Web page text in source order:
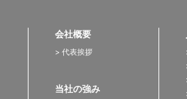
会社概要
> 代表挨拶
当社の強み